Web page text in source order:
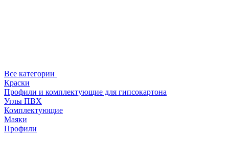
Все категории
Краски
Профили и комплектующие для гипсокартона
Углы ПВХ
Комплектующие
Маяки
Профили